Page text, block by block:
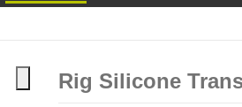
Rig Silicone